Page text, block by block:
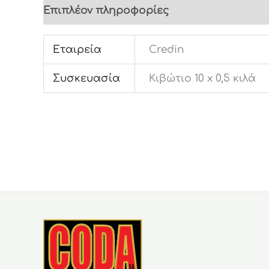
Επιπλέον πληροφορίες
Εταιρεία Credin
Συσκευασία Κιβώτιο 10 x 0,5 κιλά